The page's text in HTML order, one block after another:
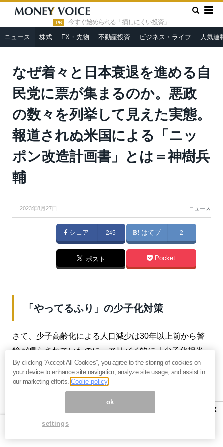
PR 今すぐ始められる「損しにくい投資」
ニュース 株式 FX・先物 不動産投資 ビジネス・ライフ 人気連
HOME » ニュース »
なぜ着々と日本衰退を進める自民党に票が
集まるのか。悪政の数々を列挙して見えた実態。報道されぬ米国に
なぜ着々と日本衰退を進める自
民党に票が集まるのか。悪政
の数々を列挙して見えた実態。
報道されぬ米国による「ニッ
ポン改造計画書」とは＝神樹兵
輔
2023年8月27日 ニュース
シェア 245 はてブ 2
ポスト Pocket
「やってるふり」の少子化対策
さて、少子高齢化による人口減少は30年以上前から警
鐘が鳴らされていたのに、アリバイ的に「少子化担当
相」などというコケオドシの特命大臣の看板だけを掲
げ、何もやってこなかったのが自民党でした。
それにもかかわらず、ここにきてなんでまた突然の
「異次元の少子化対策」なのでしょうか。
大軍事拡大政策に舵を切ったことへの、せめてもの罪
×
By clicking “Accept All Cookies”, you agree to the storing of cookies on
your device to enhance site navigation, analyze site usage, and assist in
our marketing efforts.Coolie policy
ok
settings